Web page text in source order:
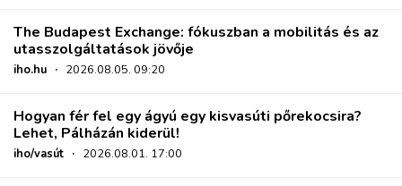
The Budapest Exchange: fókuszban a mobilitás és az
utasszolgáltatások jövője
iho.hu · 2026.08.05. 09:20
Hogyan fér fel egy ágyú egy kisvasúti pőrekocsira?
Lehet, Pálházán kiderül!
iho/vasút · 2026.08.01. 17:00